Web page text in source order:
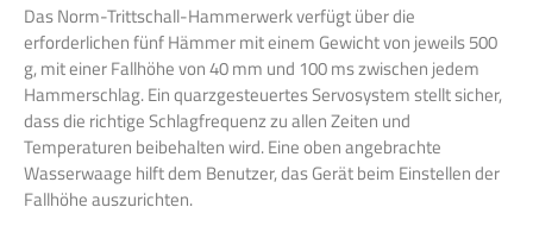
Das Norm-Trittschall-Hammerwerk verfügt über die
erforderlichen fünf Hämmer mit einem Gewicht von jeweils 500
g, mit einer Fallhöhe von 40 mm und 100 ms zwischen jedem
Hammerschlag. Ein quarzgesteuertes Servosystem stellt sicher,
dass die richtige Schlagfrequenz zu allen Zeiten und
Temperaturen beibehalten wird. Eine oben angebrachte
Wasserwaage hilft dem Benutzer, das Gerät beim Einstellen der
Fallhöhe auszurichten.